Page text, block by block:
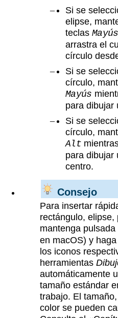
Si se
elipse,
teclas Mayús
arrastra el
círculo
Si se
círculo,
Mayús
para dibujar
Si se
círculo,
Alt
para dibujar
centro.
Consejo
Para insertar
rectángulo, elipse,
mantenga
en macOS) y
los iconos
herramientas
automáticamente
tamaño estándar
trabajo. El
color se pueden